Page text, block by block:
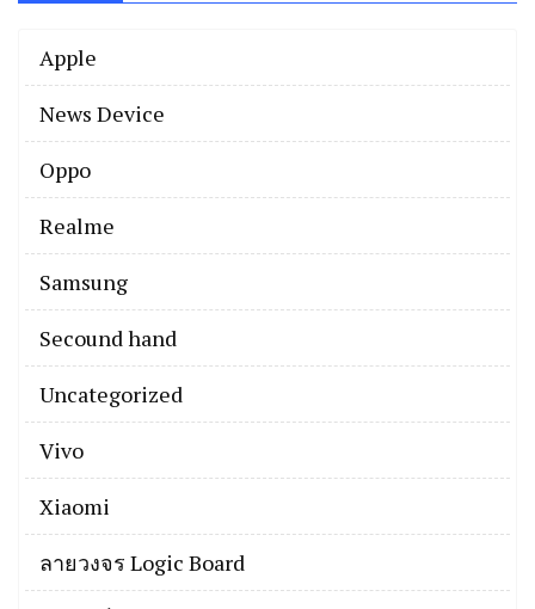
Apple
News Device
Oppo
Realme
Samsung
Secound hand
Uncategorized
Vivo
Xiaomi
ลายวงจร Logic Board